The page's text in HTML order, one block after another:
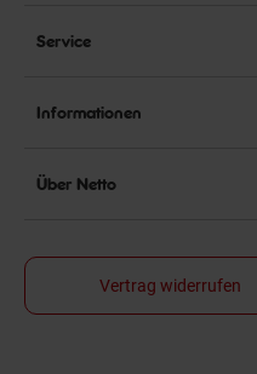
Service
Informationen
Über Netto
Vertrag widerrufen